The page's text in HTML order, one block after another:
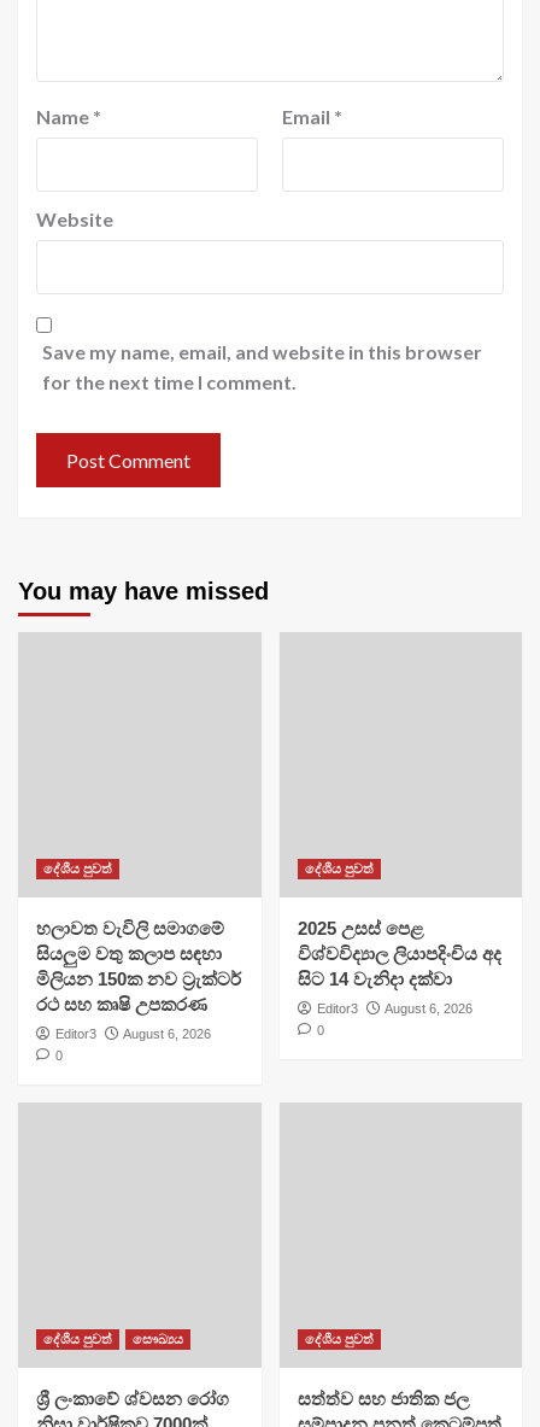
Name * Email *
Website
Save my name, email, and website in this browser
for the next time I comment.
You may have missed
දේශීය පුවත්
හලාවත වැවිලි සමාගමේ
සියලුම වතු කලාප සඳහා
මිලියන 150ක නව ට්‍රැක්ටර්
රථ සහ කෘෂි උපකරණ
Editor3
August 6, 2026
0
දේශීය පුවත්
​2025 උසස් පෙළ
විශ්වවිද්‍යාල ලියාපදිංචිය අද
සිට 14 වැනිදා දක්වා
Editor3
August 6, 2026
0
දේශීය පුවත් සෞඛ්‍යය
ශ්‍රී ලංකාවේ ශ්වසන රෝග
දේශීය පුවත්
සත්ත්ව සහ ජාතික ජල